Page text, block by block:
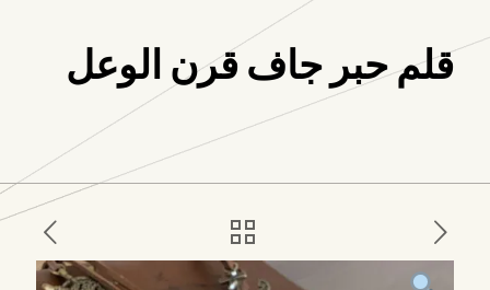
قلم حبر جاف قرن الوعل